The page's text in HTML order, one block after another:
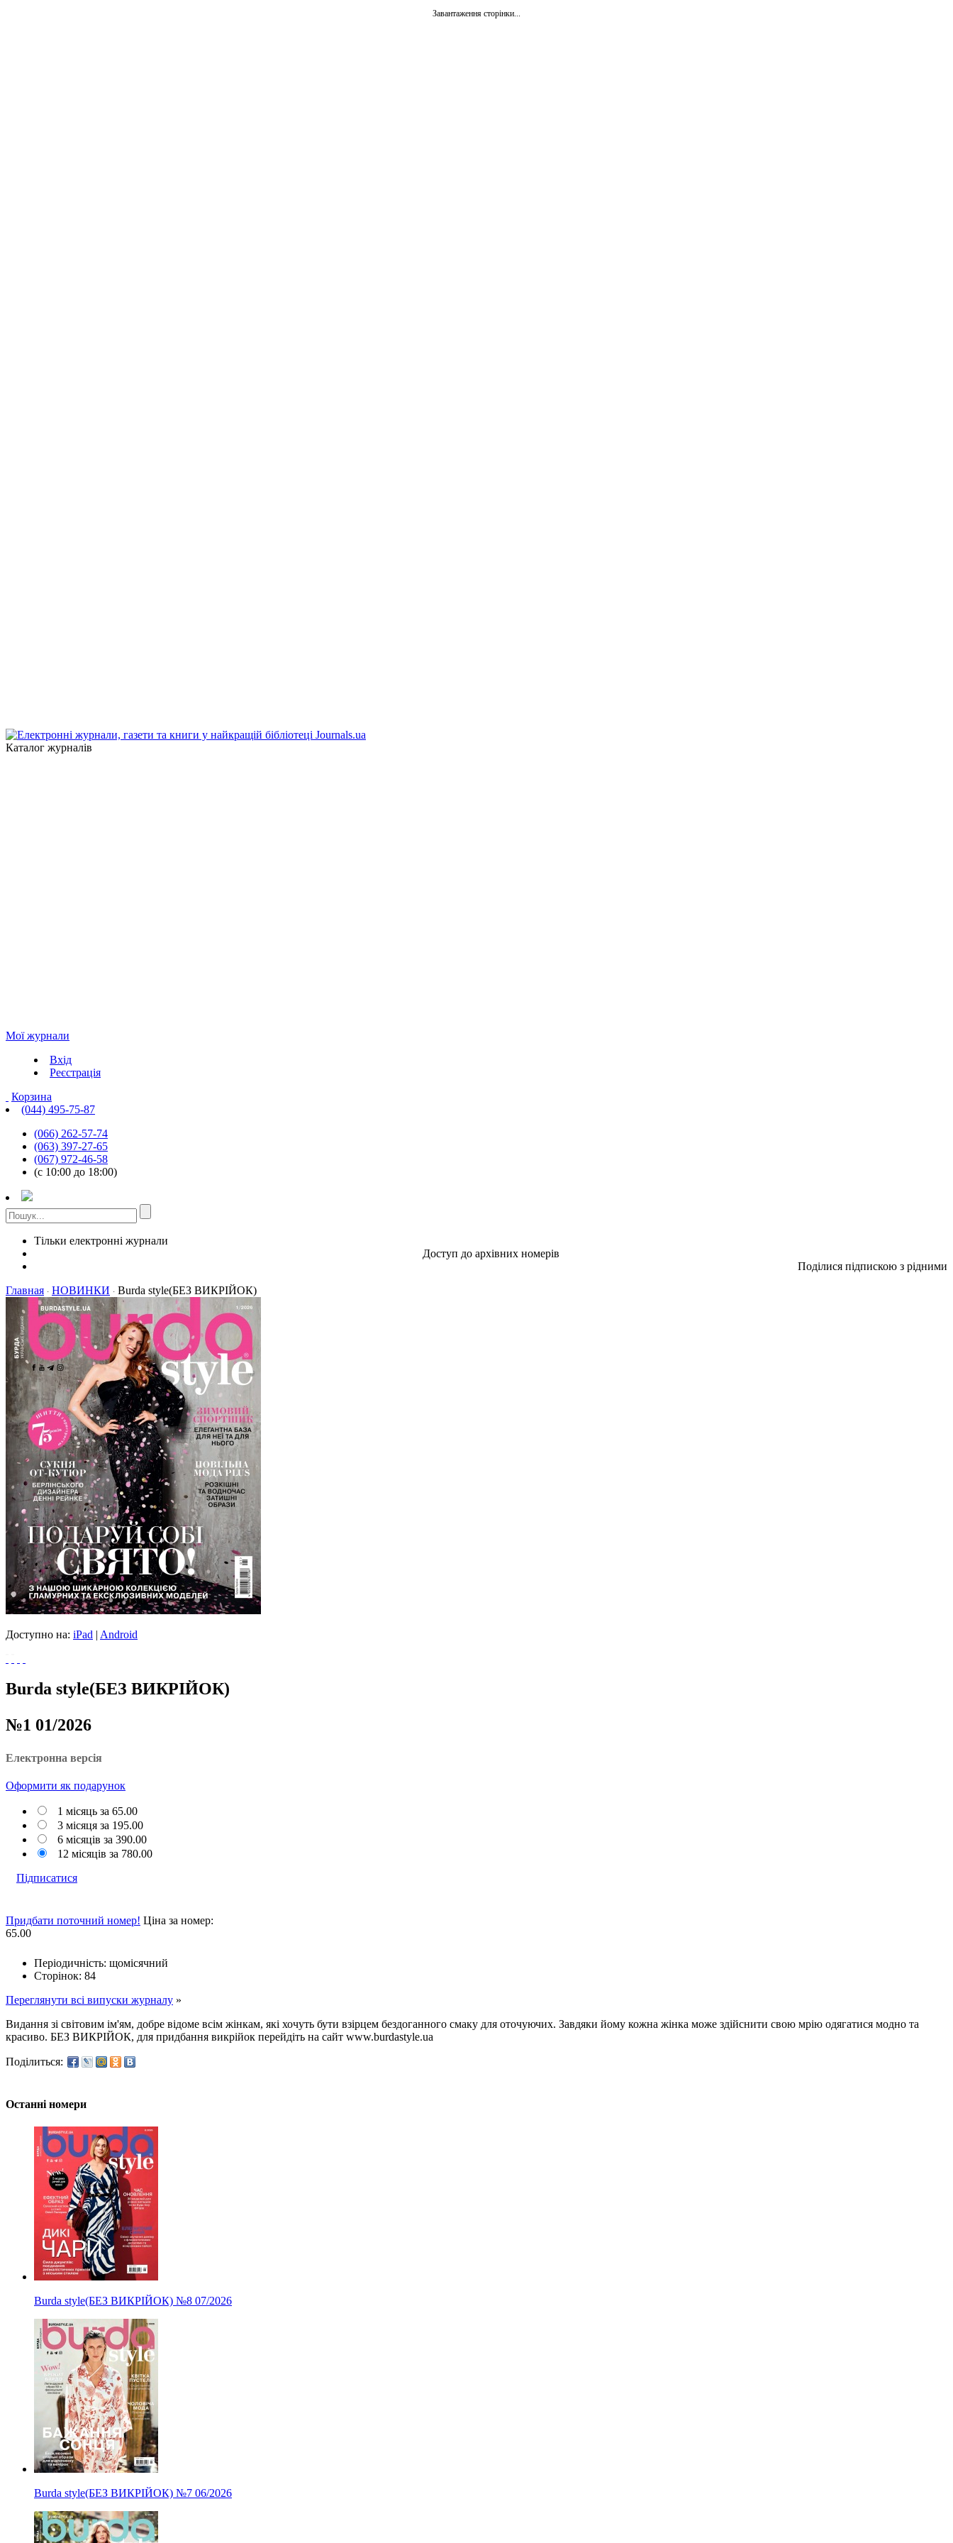
Завантаження сторінки...
Каталог журналів
Мої журнали
Вхід
Реєстрація
Корзина
(044) 495-75-87
(066) 262-57-74
(063) 397-27-65
(067) 972-46-58
(с 10:00 до 18:00)
Тільки електронні журнали
Доступ до архівних номерів
Поділися підпискою з рідними
Главная · НОВИНКИ · Burda style(БЕЗ ВИКРІЙОК)
Доступно на: iPad | Android
Burda style(БЕЗ ВИКРІЙОК)
№1 01/2026
Електронна версія
Оформити як подарунок
1 місяць за 65.00
3 місяця за 195.00
6 місяців за 390.00
12 місяців за 780.00
Підписатися
Придбати поточний номер! Ціна за номер:
65.00
Періодичність: щомісячний
Сторінок: 84
Переглянути всі випуски журналу »
Видання зі світовим ім'ям, добре відоме всім жінкам, які хочуть бути взірцем бездоганного смаку для оточуючих. Завдяки йому кожна жінка може здійснити свою мрію одягатися модно та
красиво. БЕЗ ВИКРІЙОК, для придбання викрійок перейдіть на сайт www.burdastyle.ua
Поділиться:
Останні номери
Burda style(БЕЗ ВИКРІЙОК) №8 07/2026
Burda style(БЕЗ ВИКРІЙОК) №7 06/2026